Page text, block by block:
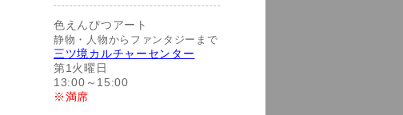
色えんぴつアート
静物・人物からファンタジーまで
三ツ境カルチャーセンター
第1火曜日
13:00～15:00
※満席